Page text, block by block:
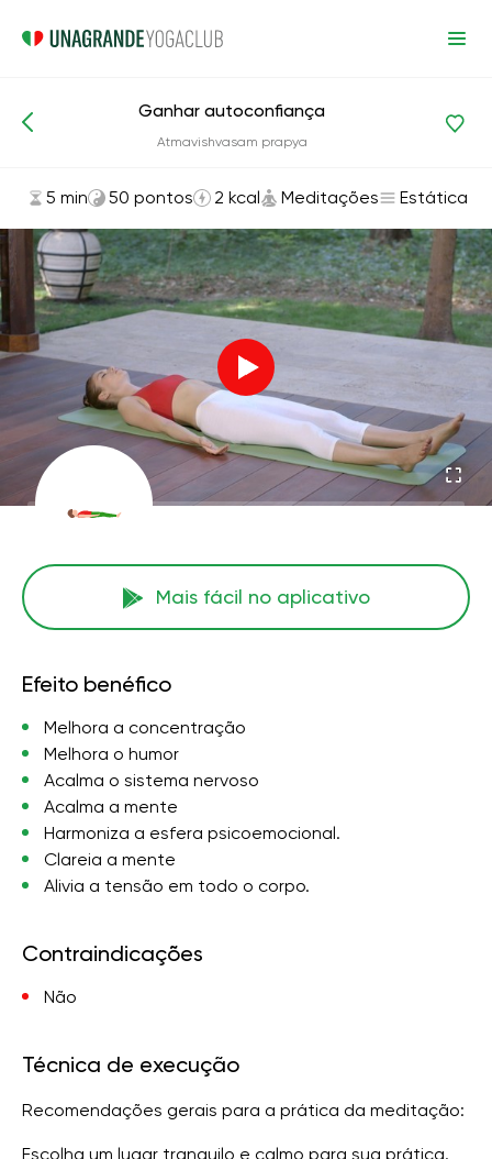
Asanas e exercícios
Ganhar autoconfiança
Atmavishvasam prapya
5 min 50 pontos 2 kcal Meditações Estática
Mais fácil no aplicativo
Efeito benéfico
Melhora a concentração
Melhora o humor
Acalma o sistema nervoso
Acalma a mente
Harmoniza a esfera psicoemocional.
Clareia a mente
Alivia a tensão em todo o corpo.
Contraindicações
Não
Técnica de execução
Recomendações gerais para a prática da meditação:
Escolha um lugar tranquilo e calmo para sua prática.